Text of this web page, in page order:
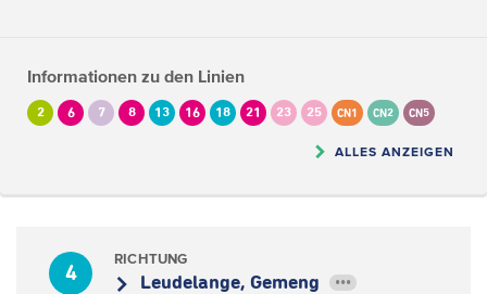
Informationen zu den Linien
2 6 7 8 13 16 18 21 23 25 CN1 CN2 CN5
ALLES ANZEIGEN
4
RICHTUNG
Leudelange, Gemeng •••